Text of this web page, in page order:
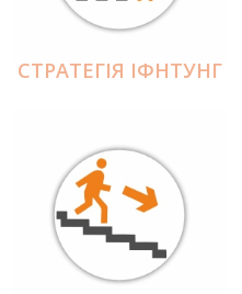
СТРАТЕГІЯ ІФНТУНГ